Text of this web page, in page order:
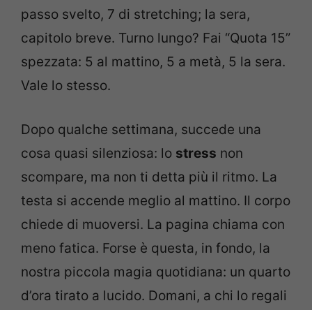
passo svelto, 7 di stretching; la sera,
capitolo breve. Turno lungo? Fai “Quota 15”
spezzata: 5 al mattino, 5 a metà, 5 la sera.
Vale lo stesso.
Dopo qualche settimana, succede una
cosa quasi silenziosa: lo stress non
scompare, ma non ti detta più il ritmo. La
testa si accende meglio al mattino. Il corpo
chiede di muoversi. La pagina chiama con
meno fatica. Forse è questa, in fondo, la
nostra piccola magia quotidiana: un quarto
d’ora tirato a lucido. Domani, a chi lo regali